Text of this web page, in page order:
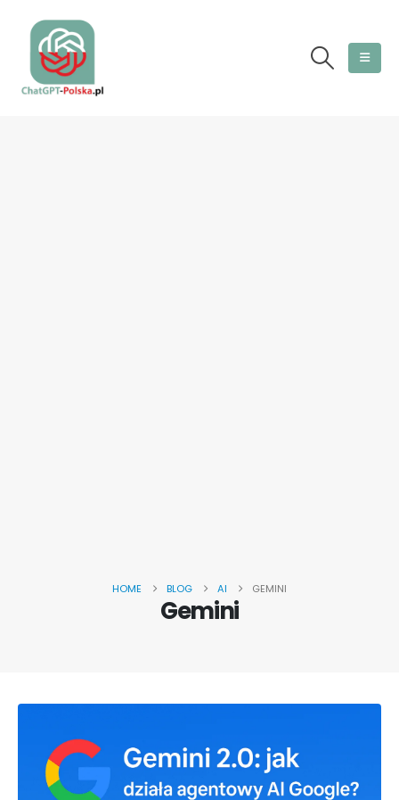
HOME BLOG AI GEMINI
Gemini